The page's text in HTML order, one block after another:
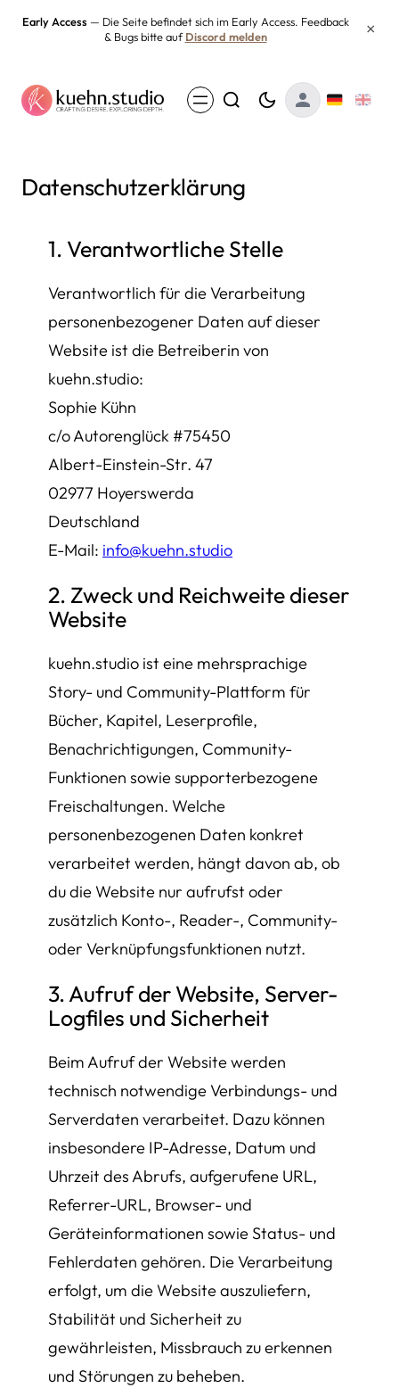
Zum
Early Access — Die Seite befindet sich im Early Access. Feedback
& Bugs bitte aufDiscord melden ×
Datenschutzerklärung
1. Verantwortliche Stelle
Verantwortlich für die Verarbeitung
personenbezogener Daten auf dieser
Website ist die Betreiberin von
kuehn.studio:
Sophie Kühn
c/o Autorenglück #75450
Albert-Einstein-Str. 47
02977 Hoyerswerda
Deutschland
E-Mail: info@kuehn.studio
2. Zweck und Reichweite dieser
Website
kuehn.studio ist eine mehrsprachige
Story- und Community-Plattform für
Bücher, Kapitel, Leserprofile,
Benachrichtigungen, Community-
Funktionen sowie supporterbezogene
Freischaltungen. Welche
personenbezogenen Daten konkret
verarbeitet werden, hängt davon ab, ob
du die Website nur aufrufst oder
zusätzlich Konto-, Reader-, Community-
oder Verknüpfungsfunktionen nutzt.
3. Aufruf der Website, Server-
Logfiles und Sicherheit
Beim Aufruf der Website werden
technisch notwendige Verbindungs- und
Serverdaten verarbeitet. Dazu können
insbesondere IP-Adresse, Datum und
Uhrzeit des Abrufs, aufgerufene URL,
Referrer-URL, Browser- und
Geräteinformationen sowie Status- und
Fehlerdaten gehören. Die Verarbeitung
erfolgt, um die Website auszuliefern,
Stabilität und Sicherheit zu
gewährleisten, Missbrauch zu erkennen
und Störungen zu beheben.